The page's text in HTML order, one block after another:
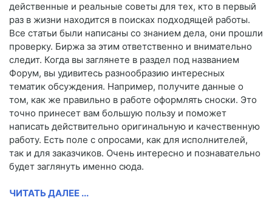
действенные и реальные советы для тех, кто в первый
раз в жизни находится в поисках подходящей работы.
Все статьи были написаны со знанием дела, они прошли
проверку. Биржа за этим ответственно и внимательно
следит. Когда вы заглянете в раздел под названием
Форум, вы удивитесь разнообразию интересных
тематик обсуждения. Например, получите данные о
том, как же правильно в работе оформлять сноски. Это
точно принесет вам большую пользу и поможет
написать действительно оригинальную и качественную
работу. Есть поле с опросами, как для исполнителей,
так и для заказчиков. Очень интересно и познавательно
будет заглянуть именно сюда.
ЧИТАТЬ ДАЛЕЕ ...